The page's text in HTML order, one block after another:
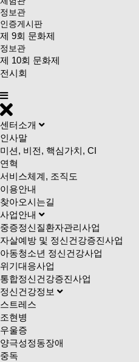
정보관
인증게시판
제 9회 문화제
정보관
제 10회 문화제
전시회
센터소개
인사말
미션, 비전, 핵심가치, CI
연혁
서비스체계, 조직도
이용안내
찾아오시는길
사업안내
중증정신질환자관리사업
자살예방 및 정신건강증진사업
아동청소년 정신건강사업
위기대응사업
통합정신건강증진사업
정신건강정보
스트레스
조현병
우울증
양극성정동장애
중독